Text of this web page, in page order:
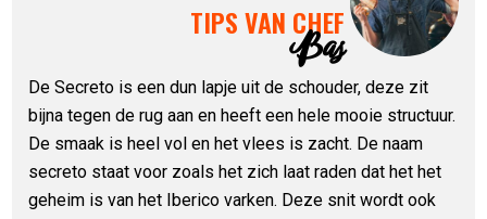
Voedingswaarde
TIPS VAN CHEF
Bas
De Secreto is een dun lapje uit de schouder, deze zit
bijna tegen de rug aan en heeft een hele mooie structuur.
De smaak is heel vol en het vlees is zacht. De naam
secreto staat voor zoals het zich laat raden dat het het
geheim is van het Iberico varken. Deze snit wordt ook